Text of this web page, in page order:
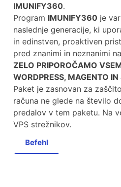
IMUNIFY360.
Program IMUNIFY360 je
naslednje generacije, ki
in edinstven, proaktiven
pred znanimi in neznanimi
ZELO PRIPOROČAMO
WORDPRESS, MAGENTO
Paket je zasnovan za
računa ne glede na število
predalov v tem paketu. Na
VPS strežnikov.
Befehl